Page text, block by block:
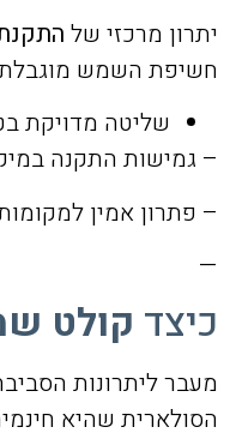
יתרון מרכזי של
חשיפת השמש
שליטה מדויקת
– גמישות התקנה
– פתרון אמין
—
כיצד קולט
מעבר ליתרונות
הסולארית שהיא